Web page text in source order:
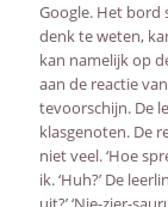
Google. Het bord
denk te weten,
kan namelijk op
aan de reactie
tevoorschijn. De
klasgenoten. De
niet veel. ‘Hoe
ik. ‘Huh?’ De